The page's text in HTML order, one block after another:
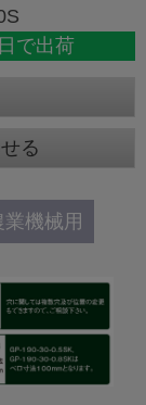
で出荷
る
業機械用